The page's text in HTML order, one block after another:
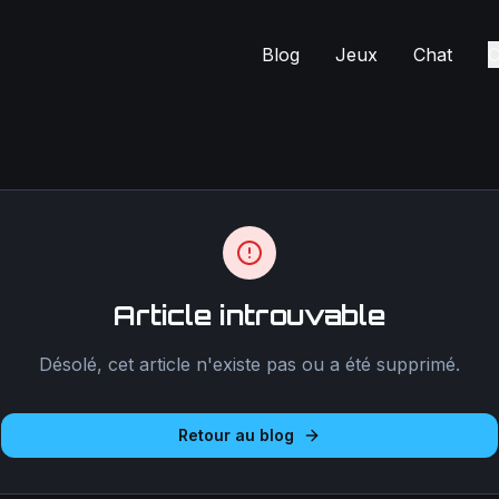
Blog Jeux Chat
Article introuvable
Désolé, cet article n'existe pas ou a été supprimé.
Retour au blog